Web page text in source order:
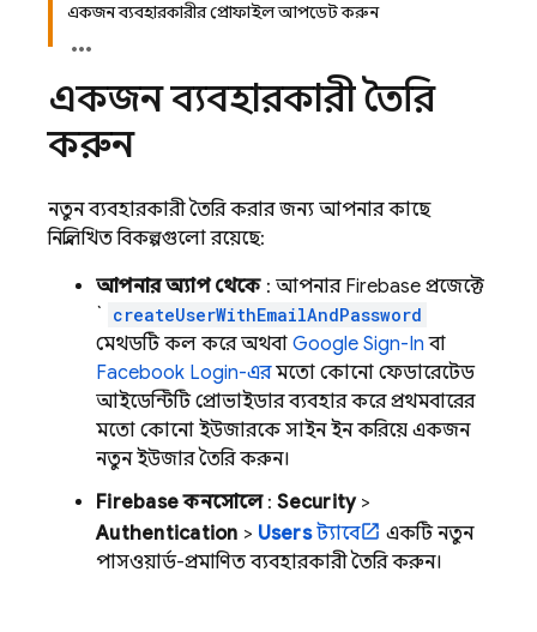
একজন ব্যবহারকারীর প্রোফাইল আপডেট করুন
একজন ব্যবহারকারী তৈরি
করুন
নতুন ব্যবহারকারী তৈরি করার জন্য আপনার কাছে
নিম্নলিখিত বিকল্পগুলো রয়েছে:
আপনার অ্যাপ থেকে: আপনার Firebase প্রজেক্টে
` createUserWithEmailAndPassword
মেথডটি কল করে অথবা Google Sign-In বা
Facebook Login-এরমতো কোনো ফেডারেটেড
আইডেন্টিটি প্রোভাইডার ব্যবহার করে প্রথমবারের
মতো কোনো ইউজারকে সাইন ইন করিয়ে একজন
নতুন ইউজার তৈরি করুন।
Firebaseকনসোলে:Security>
Authentication > Usersট্যাবে
একটি নতুন
পাসওয়ার্ড-প্রমাণিত ব্যবহারকারী তৈরি করুন।